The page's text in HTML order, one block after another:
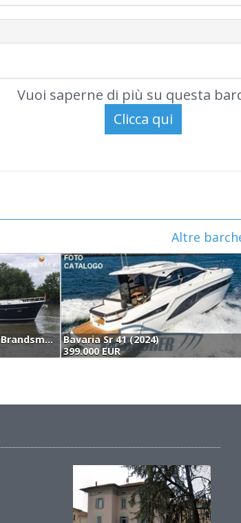
Vuoi saperne di più su questa
Altre
Brandsma Jachten Brandsma Noordzeekotter 38 (2019)
Bavaria Sr 41 (2024)
399.000 EUR